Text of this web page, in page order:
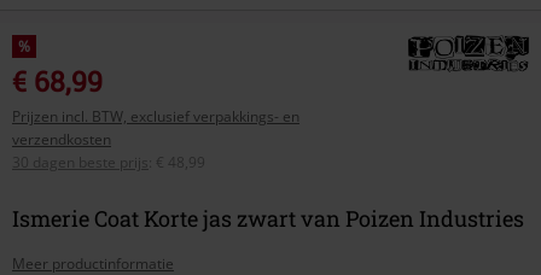
%
€ 68,99
Prijzen incl. BTW, exclusief verpakkings- en
verzendkosten
30 dagen beste prijs
€ 48,99
Ismerie Coat Korte jas zwart van Poizen Industries
Meer productinformatie